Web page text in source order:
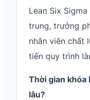
Lean Six
trung, trưởng
nhân viên chất
tiến quy trình
Thời gian khóa
lâu?